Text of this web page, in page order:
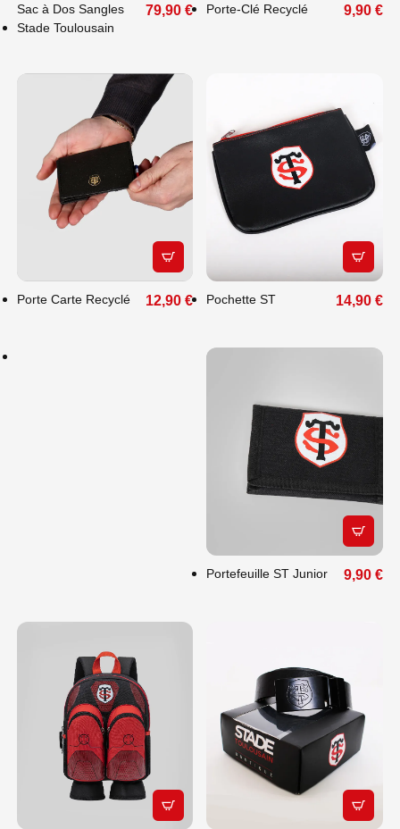
Sac à Dos Sangles
Stade Toulousain
79,90 € Porte-Clé Recyclé 9,90 €
APERÇU RAPIDE
Porte Carte Recyclé 12,90 € Pochette ST 14,90 €
: OFFREZ-LEUR
Portefeuille ST Junior 9,90 €
APERÇU RAPIDE